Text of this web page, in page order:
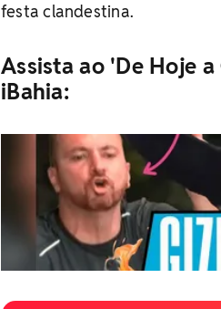
festa clandestina.
Assista ao 'De Hoje
iBahia: